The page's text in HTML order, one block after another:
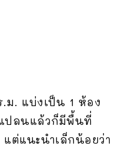
. แบ่งเป็น 1 ห้อง
ปลนแล้วก็มีพื้นที่
ต่แนะนำเล็กน้อยว่า